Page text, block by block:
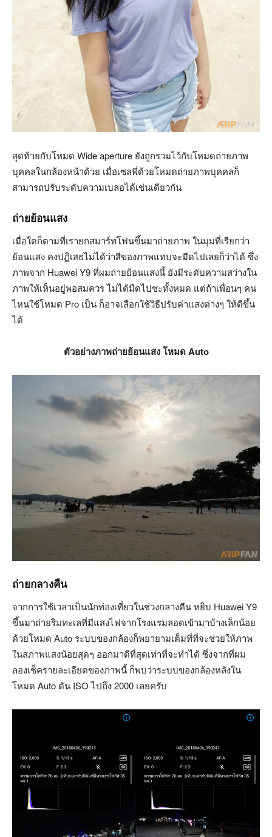
สุดท้ายกับโหมด Wide aperture ยังถูกรวมไว้กับโหมดถ่ายภาพ
บุคคลในกล้องหน้าด้วย เมื่อเซลพี่ด้วยโหมดถ่ายภาพบุคคลก็
สามารถปรับระดับความเบลอได้เช่นเดียวกัน
ถ่ายย้อนแสง
เมื่อใดก็ตามที่เรายกสมาร์ทโฟนขึ้นมาถ่ายภาพ ในมุมที่เรียกว่า
ย้อนแสง คงปฏิเสธไม่ได้ว่าสีของภาพแทบจะมืดไปเลยก็ว่าได้ ซึ่ง
ภาพจาก Huawei Y9 ที่ผมถ่ายย้อนแสงนี้ ยังมีระดับความสว่างใน
ภาพให้เห็นอยู่พอสมควร ไม่ได้มืดไปซะทั้งหมด แต่ถ้าเพื่อนๆ คน
ไหนใช้โหมด Pro เป็น ก็อาจเลือกใช้วิธีปรับค่าแสงต่างๆ ให้ดีขึ้น
ได้
ตัวอย่างภาพถ่ายย้อนแสง โหมด Auto
ถ่ายกลางคืน
จากการใช้เวลาเป็นนักท่องเที่ยวในช่วงกลางคืน หยิบ Huawei Y9
ขึ้นมาถ่ายริมทะเลที่มีแสงไฟจากโรงแรมลอดเข้ามาบ้างเล็กน้อย
ด้วยโหมด Auto ระบบของกล้องก็พยายามเต็มที่ที่จะช่วยให้ภาพ
ในสภาพแสงน้อยสุดๆ ออกมาดีที่สุดเท่าที่จะทำได้ ซึ่งจากที่ผม
ลองเช็ครายละเอียดของภาพนี้ ก็พบว่าระบบของกล้องหลังใน
โหมด Auto ดัน ISO ไปถึง 2000 เลยครับ